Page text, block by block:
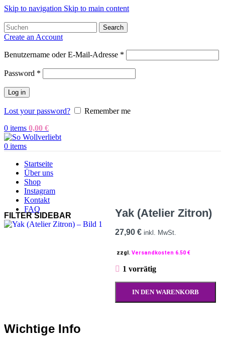
Skip to navigation Skip to main content
Search
Create an Account
Benutzername oder E-Mail-Adresse *
Password *
Log in
Lost your password?
Remember me
0 items 0,00 €
0 items
Startseite
Über uns
Shop
Instagram
Kontakt
FAQ
FILTER SIDEBAR Yak (Atelier Zitron)
27,90 € inkl. MwSt.
zzgl. Versandkosten 6.50 €
1 vorrätig
IN DEN WARENKORB
Wichtige Info